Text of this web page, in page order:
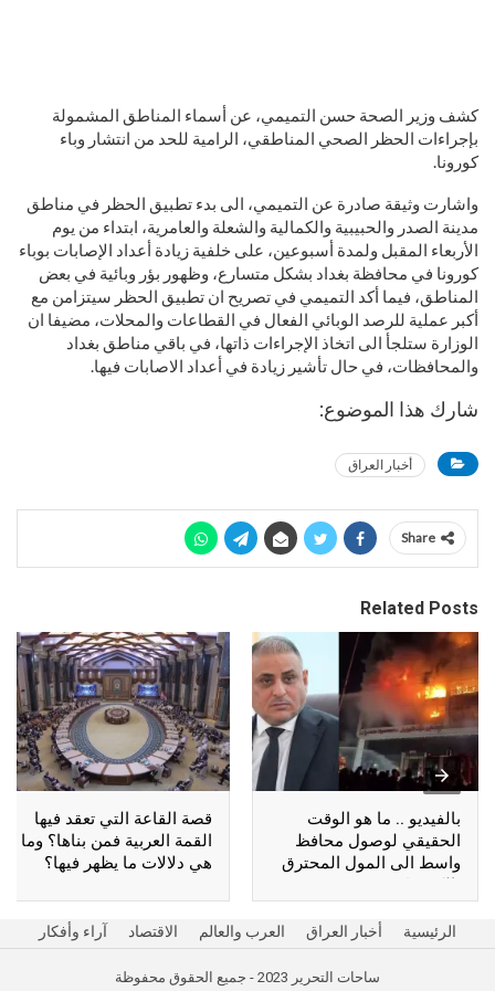
كشف وزير الصحة حسن التميمي، عن أسماء المناطق المشمولة
بإجراءات الحظر الصحي المناطقي، الرامية للحد من انتشار وباء
كورونا.
واشارت وثيقة صادرة عن التميمي، الى بدء تطبيق الحظر في مناطق
مدينة الصدر والحبيبية والكمالية والشعلة والعامرية، ابتداء من يوم
الأربعاء المقبل ولمدة أسبوعين، على خلفية زيادة أعداد الإصابات بوباء
كورونا في محافظة بغداد بشكل متسارع، وظهور بؤر وبائية في بعض
المناطق، فيما أكد التميمي في تصريح ان تطبيق الحظر سيتزامن مع
أكبر عملية للرصد الوبائي الفعال في القطاعات والمحلات، مضيفا ان
الوزارة ستلجأ الى اتخاذ الإجراءات ذاتها، في باقي مناطق بغداد
والمحافظات، في حال تأشير زيادة في أعداد الاصابات فيها.
شارك هذا الموضوع:
أخبار العراق
Share
Related Posts
بالفيديو .. ما هو الوقت
الحقيقي لوصول محافظ
واسط الى المول المحترق
بالكوت؟
قصة القاعة التي تعقد فيها
القمة العربية فمن بناها؟ وما
هي دلالات ما يظهر فيها؟
الرئيسية أخبار العراق العرب والعالم الاقتصاد آراء وأفكار
ساحات التحرير 2023 - جميع الحقوق محفوظة